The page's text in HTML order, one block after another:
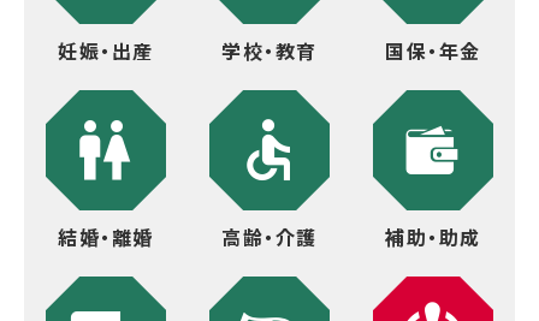
妊娠・出産 学校・教育 国保・年金
結婚・離婚 高齢・介護 補助・助成